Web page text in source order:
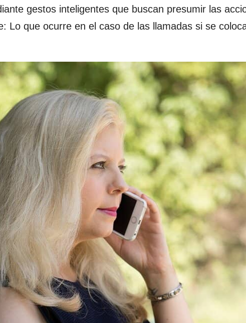
gestos inteligentes que buscan presumir las
Lo que ocurre en el caso de las llamadas si se